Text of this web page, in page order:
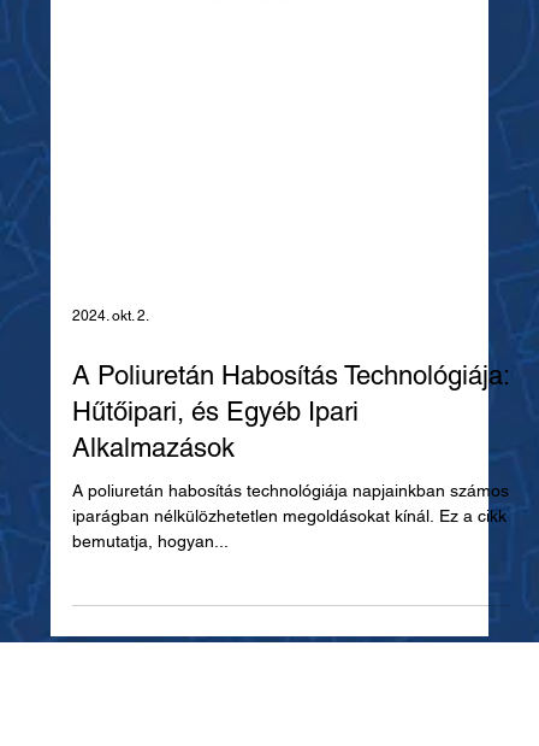
A Poliuretán Habosítás Technológiája:
Hűtőipari, és Egyéb Ipari
Alkalmazások
A poliuretán habosítás technológiája napjainkban számos
iparágban nélkülözhetetlen megoldásokat kínál. Ez a cikk